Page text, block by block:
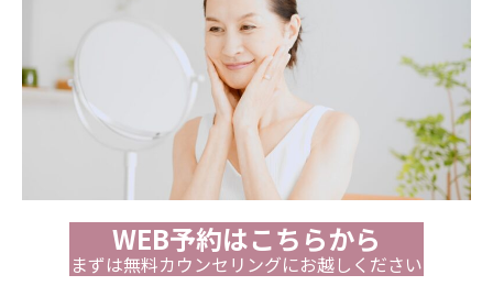
WEB予約はこちらから
まずは無料カウンセリングにお越しください